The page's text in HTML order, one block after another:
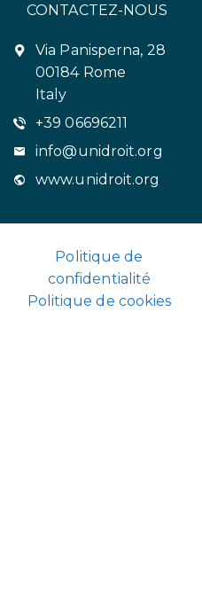
CONTACTEZ-NOUS
Via Panisperna, 28
00184 Rome
Italy
+39 06696211
info@unidroit.org
www.unidroit.org
Politique de
confidentialité
Politique de cookies